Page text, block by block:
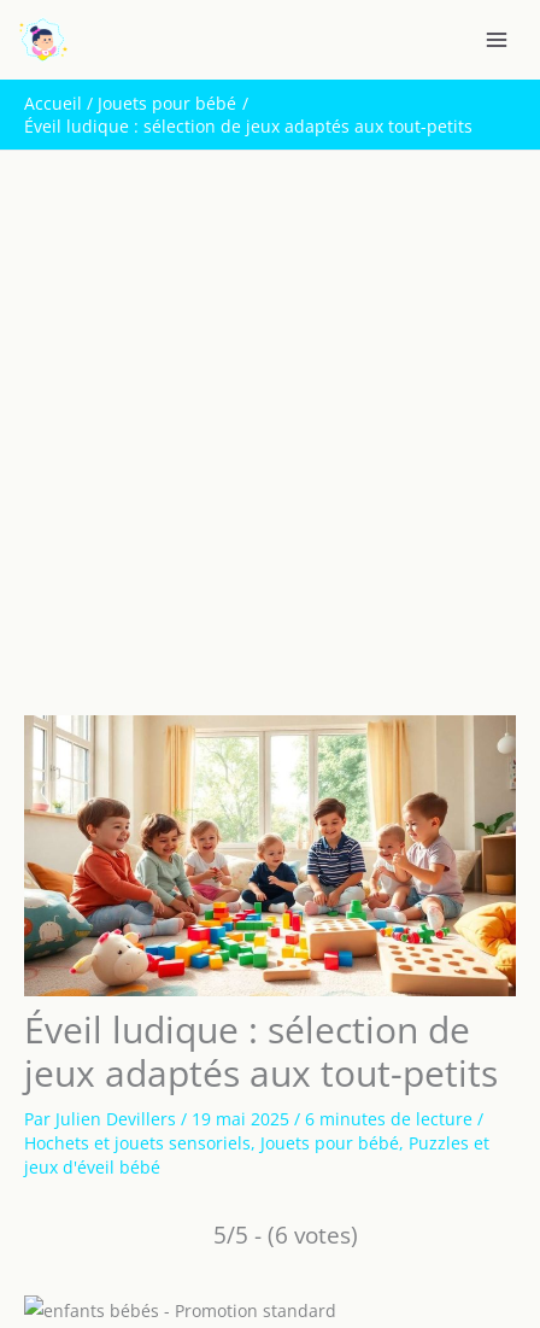
contenu
Accueil
Jouets pour bébé
Éveil ludique : sélection de jeux adaptés aux tout-petits
Éveil ludique : sélection de
jeux adaptés aux tout-petits
Par Julien Devillers / 19 mai 2025 / 6 minutes de lecture /
Hochets et jouets sensoriels, Jouets pour bébé, Puzzles et
jeux d'éveil bébé
5/5 - (6 votes)
e
c
h
e